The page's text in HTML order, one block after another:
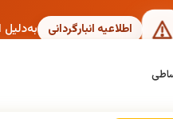
اطلاعیه انبارگردانی